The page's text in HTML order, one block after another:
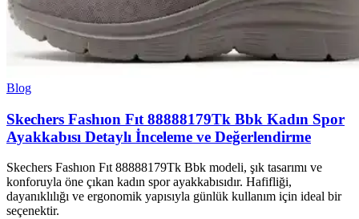
Blog
Skechers Fashıon Fıt 88888179Tk Bbk Kadın Spor
Ayakkabısı Detaylı İnceleme ve Değerlendirme
Skechers Fashıon Fıt 88888179Tk Bbk modeli, şık tasarımı ve
konforuyla öne çıkan kadın spor ayakkabısıdır. Hafifliği,
dayanıklılığı ve ergonomik yapısıyla günlük kullanım için ideal bir
seçenektir.